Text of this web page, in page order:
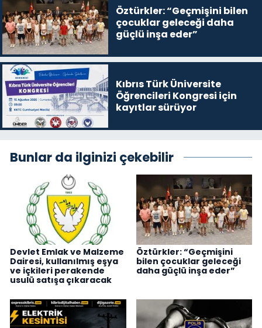
Öztürkler: “Geçmişini bilen
çocuklar geleceği daha
güçlü inşa eder”
Kıbrıs Türk Üniversite
Öğrencileri Kongresi için
kayıtlar sürüyor
Bunlar da ilginizi çekebilir
Devlet Emlak ve Malzeme
Dairesi, kullanılmış eşya
ve içkileri perakende
usulü satışa çıkaracak
Öztürkler: “Geçmişini
bilen çocuklar geleceği
daha güçlü inşa eder”